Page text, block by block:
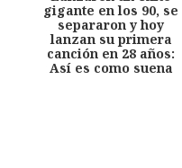
gigante en los 90, se
separaron y hoy
lanzan su primera
canción en 28 años:
Así es como suena